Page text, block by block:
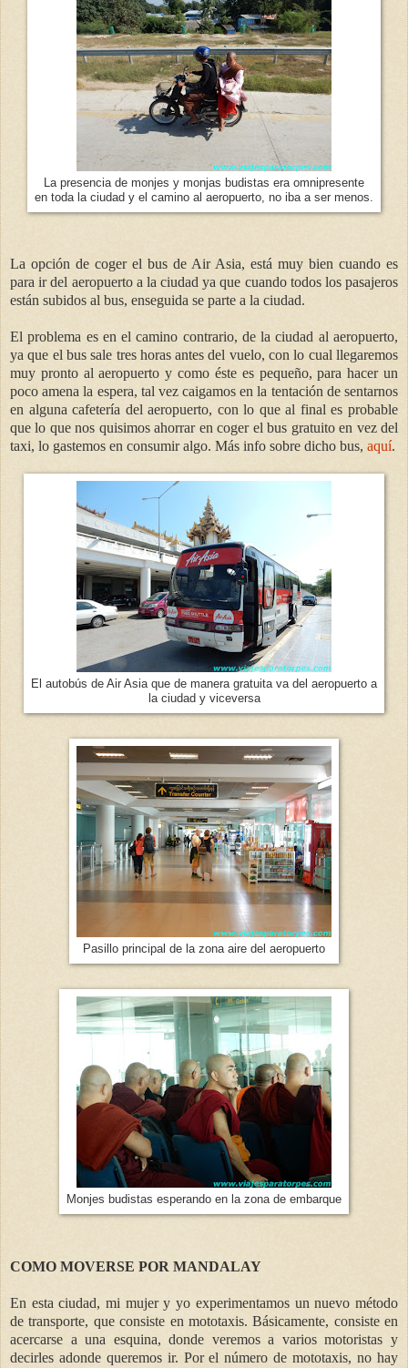
La presencia de monjes y monjas budistas era omnipresente
en toda la ciudad y el camino al aeropuerto, no iba a ser menos.
La opción de coger el bus de Air Asia, está muy bien cuando es
para ir del aeropuerto a la ciudad ya que cuando todos los pasajeros
están subidos al bus, enseguida se parte a la ciudad.
El problema es en el camino contrario, de la ciudad al aeropuerto,
ya que el bus sale tres horas antes del vuelo, con lo cual llegaremos
muy pronto al aeropuerto y como éste es pequeño, para hacer un
poco amena la espera, tal vez caigamos en la tentación de sentarnos
en alguna cafetería del aeropuerto, con lo que al final es probable
que lo que nos quisimos ahorrar en coger el bus gratuito en vez del
taxi, lo gastemos en consumir algo. Más info sobre dicho bus, aquí.
El autobús de Air Asia que de manera gratuita va del aeropuerto a
la ciudad y viceversa
Pasillo principal de la zona aire del aeropuerto
Monjes budistas esperando en la zona de embarque
COMO MOVERSE POR MANDALAY
En esta ciudad, mi mujer y yo experimentamos un nuevo método
de transporte, que consiste en mototaxis. Básicamente, consiste en
acercarse a una esquina, donde veremos a varios motoristas y
decirles adonde queremos ir. Por el número de mototaxis, no hay